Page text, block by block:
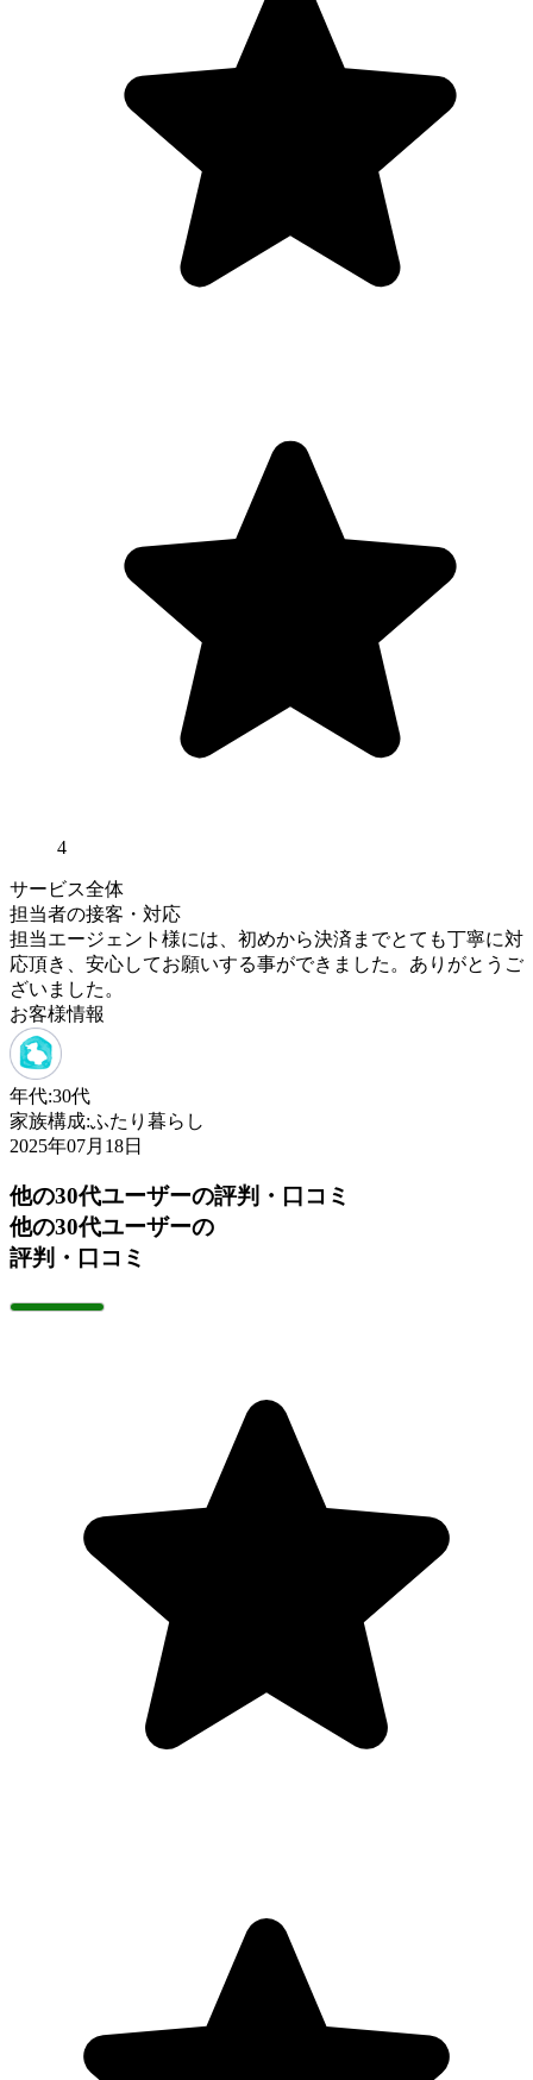
4
サービス全体
担当者の接客・対応
担当エージェント様には、初めから決済までとても丁寧に対
応頂き、安心してお願いする事ができました。ありがとうご
ざいました。
お客様情報
年代:30代
家族構成:ふたり暮らし
2025年07月18日
他の30代ユーザーの評判・口コミ
他の30代ユーザーの
評判・口コミ